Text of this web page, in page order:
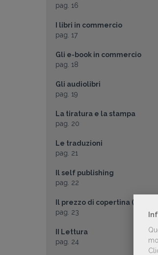
pag. 16
I libri in commercio
pag. 17
Gli e-book in commercio
pag. 18
Gli audiolibri
pag. 19
La tiratura e la stampa
pag. 20
Le traduzioni
pag. 21
Il self publishing
pag. 22
Il prezzo di copertina (alla
pag. 23
II Lettura
pag. 24